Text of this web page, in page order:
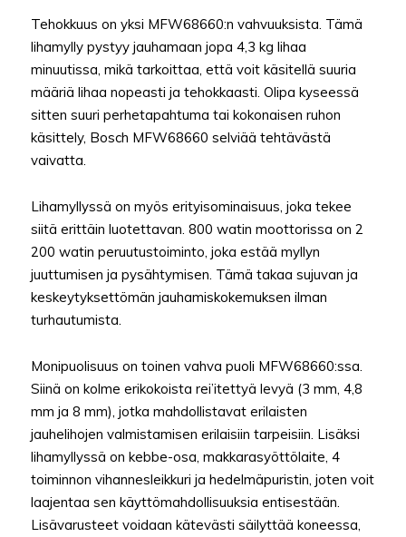
Tehokkuus on yksi MFW68660:n vahvuuksista. Tämä
lihamylly pystyy jauhamaan jopa 4,3 kg lihaa
minuutissa, mikä tarkoittaa, että voit käsitellä suuria
määriä lihaa nopeasti ja tehokkaasti. Olipa kyseessä
sitten suuri perhetapahtuma tai kokonaisen ruhon
käsittely, Bosch MFW68660 selviää tehtävästä
vaivatta.
Lihamyllyssä on myös erityisominaisuus, joka tekee
siitä erittäin luotettavan. 800 watin moottorissa on 2
200 watin peruutustoiminto, joka estää myllyn
juuttumisen ja pysähtymisen. Tämä takaa sujuvan ja
keskeytyksettömän jauhamiskokemuksen ilman
turhautumista.
Monipuolisuus on toinen vahva puoli MFW68660:ssa.
Siinä on kolme erikokoista rei’itettyä levyä (3 mm, 4,8
mm ja 8 mm), jotka mahdollistavat erilaisten
jauhelihojen valmistamisen erilaisiin tarpeisiin. Lisäksi
lihamyllyssä on kebbe-osa, makkarasyöttölaite, 4
toiminnon vihannesleikkuri ja hedelmäpuristin, joten voit
laajentaa sen käyttömahdollisuuksia entisestään.
Lisävarusteet voidaan kätevästi säilyttää koneessa,